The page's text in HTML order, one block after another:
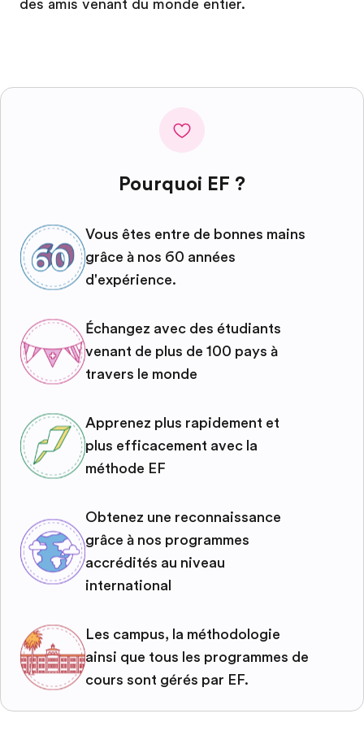
des amis venant du monde entier.
Pourquoi EF ?
Vous êtes entre de bonnes mains
grâce à nos 60 années
d'expérience.
Échangez avec des étudiants
venant de plus de 100 pays à
travers le monde
Apprenez plus rapidement et
plus efficacement avec la
méthode EF
Obtenez une reconnaissance
grâce à nos programmes
accrédités au niveau
international
Les campus, la méthodologie
ainsi que tous les programmes de
cours sont gérés par EF.